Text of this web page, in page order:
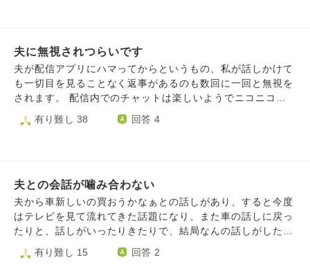
ともするから、旦那と会話しないだけでいいのでそこは支障
がありません。 なぜ無視されるのか。今に始まったことで
はないし、ずっと彼は変わらない。 無視＝私の存在価値と
思っていて、今日も涙が止まりませんでしたが、過去の質問
れているのに、私は何も学んでいない。むしろ、期待して、
ります。 離婚するとこの悩みからは解放される。 ただ経済
的には？子供達は？家のことは？ 今がベストではないとは
思います。 じゃあどうすればいいか。 無視をされても、気
にしない自分でいればいいのに、こころがまだその段階に行
くなる。 でも心のどこかでこの人が大事で、子供を育てて
夫に無視されつらいです
夫が配信アプリにハマってからというもの、私が話しかけて
も一切目を見ることなく返事があるのも数回に一回と無視を
されます。 配信内でのチャットは楽しいようでニコニコと
ネット上で会話をしているのに、目の前の妻の話は聞いてく
れないのかと涙が出ます。 以前も話し合った時に、話を聞
いことを話されても嫌だろうと、手短に話しても反応が薄い
です。 夫婦なのに会話もほとんどなく何のために結婚した
のだろうと虚しくなります。以前話のオチがない等言われた
り、喧嘩の際に養ってもらってる私の立場を寄生虫だと言わ
時間が解決するだろうと思ってはいましたが、やはりつらい
有り難し 38 回答 4
夫との会話が噛み合わない
夫から車新しいの買おうかなぁとの話しがあり、すると今度
はテレビを見て流れてきた話題になり、また車の話しに戻っ
たりと、話しがいったりきたりで、結局なんの話しがしたい
のかわかりません。夫は、思いついた事を話ししているので
しょうね！私には話しがごちゃごちゃです、。結局なんの話
有り難し 15 回答 2